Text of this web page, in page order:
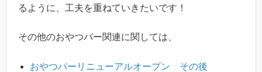
るように、工夫を重ねていきたいです！
その他のおやつバー関連に関しては、
おやつバーリニューアルオープン その後